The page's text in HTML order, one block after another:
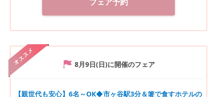
オススメ 8月9日(日)に開催のフェア
【親世代も安心】6名～OK◆市ヶ谷駅3分＆箸で食すホテルの